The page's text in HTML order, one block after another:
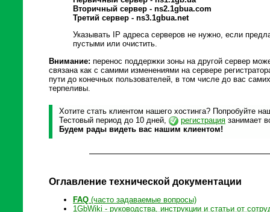
Вторичный сервер - ns2.1gbua.com
Третий сервер - ns3.1gbua.net
Указывать IP адреса серверов не нужно, если
пустыми или очистить.
Внимание: перенос поддержки зоны на другой сервер
связана как с самими изменениями на сервере
пути до конечных пользователей, в том числе до вас
терпеливы.
Хотите стать клиентом нашего хостинга? Попробуйте
Тестовый период до 10 дней,
регистрация занимает
Будем рады видеть вас нашим клиентом!
Оглавление технической документации
FAQ (часто задаваемые вопросы)
1GbWiki - руководства, инструкции и статьи от